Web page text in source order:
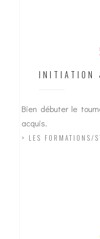
INITIATION
Bien débuter le
acquis.
> LES FORMATIONS/